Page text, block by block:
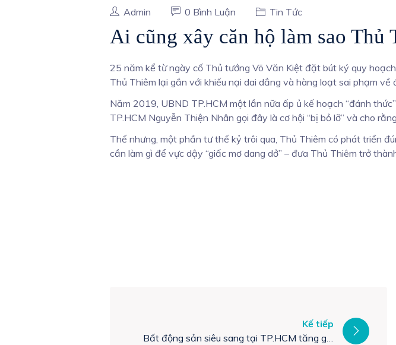
Admin 0 Bình Luận Tin Tức
Ai cũng xây căn hộ làm sao Thủ
25 năm kể từ ngày cố Thủ tướng Võ Văn Kiệt đặt bút ký quy
Thủ Thiêm lại gắn với khiếu nại dai dẳng và hàng loạt sai phạm về
Năm 2019, UBND TP.HCM một lần nữa ấp ủ kế hoạch “đánh
TP.HCM Nguyễn Thiện Nhân gọi đây là cơ hội “bị bỏ lỡ” và cho
Thế nhưng, một phần tư thế kỷ trôi qua, Thủ Thiêm có phát triển
cần làm gì để vực dậy “giấc mơ dang dở” – đưa Thủ Thiêm trở
Kế tiếp
Bất động sản siêu sang tại TP.HCM tăng giá